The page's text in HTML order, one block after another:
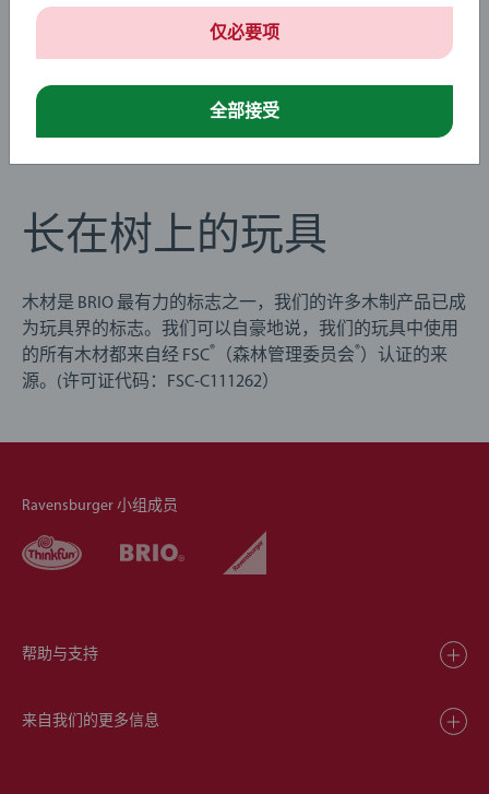
长在树上的玩具
木材是 BRIO 最有力的标志之一，我们的许多木制产品已成
为玩具界的标志。我们可以自豪地说，我们的玩具中使用
的所有木材都来自经 FSC® （森林管理委员会®）认证的来
源。(许可证代码：FSC-C111262）
Ravensburger 小组成员
帮助与支持
来自我们的更多信息
仅必要项
全部接受